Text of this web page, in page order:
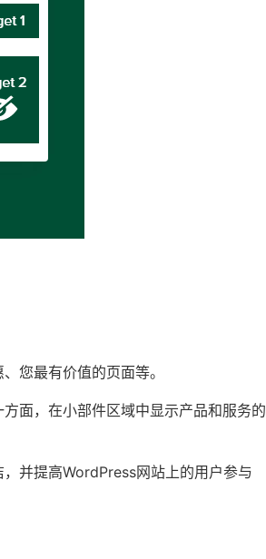
您最有价值的页面等。
面，在小部件区域中显示产品和服务的
并提高WordPress网站上的用户参与